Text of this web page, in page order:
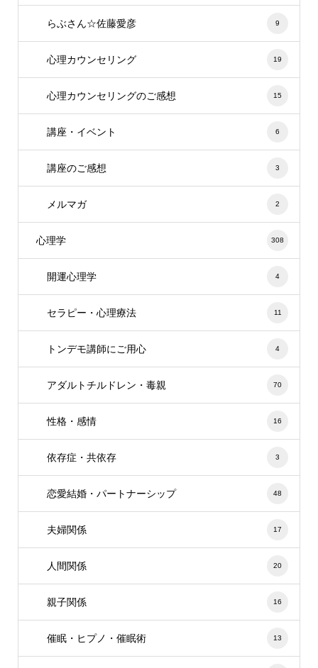
らぶさん☆佐藤愛彦 9
心理カウンセリング 19
心理カウンセリングのご感想 15
講座・イベント 6
講座のご感想 3
メルマガ 2
心理学 308
開運心理学 4
セラピー・心理療法 11
トンデモ講師にご用心 4
アダルトチルドレン・毒親 70
性格・感情 16
依存症・共依存 3
恋愛結婚・パートナーシップ 48
夫婦関係 17
人間関係 20
親子関係 16
催眠・ヒプノ・催眠術 13